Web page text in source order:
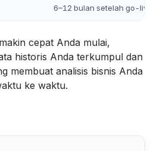
6–12 bulan setelah go-live
cepat Anda mulai,
historis Anda terkumpul dan
membuat analisis bisnis Anda
ke waktu.